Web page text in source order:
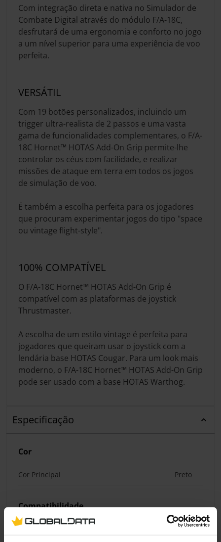
Com integração direta e nativa no Simulador de
Combate Digital através do módulo F/A-18C,
desfrutará de uma ergonomia e conforto no jogo
a um nível superior para uma experiência de voo
perfeita.
VERSÁTIL
Com 19 botões personalizados, incluindo um
trigger ultra-realista de 2 passos e uma vasta
gama de funcionalidades complementares, o F/A-
18C Hornet™ HOTAS Add-On Grip permite-lhe
controlar os céus com facilidade, e realizar
missões de ataque em terra em todos os jogos
de simulação de voo.
É também a escolha perfeita para os jogadores
que procuram experimentar jogos do tipo "space
ou vintage flight-style".
100% COMPATÍVEL
O F/A-18C Hornet™ HOTAS Add-On Grip é
compatível com as plataformas de joystick
Thrustmaster.
A escolha de um estilo vintage é perfeita para
jogadores que queiram usar o joystick com a
lendária base HOTAS Cougar. Para um look mais
moderno, o F/A-18C Hornet™ HOTAS Add-On Grip
pode ser usado com a base HOTAS Warthog.
Especificação
Cor
Cor Principal Preto
Compatibilidade
Compatibilidade da Plataforma PC